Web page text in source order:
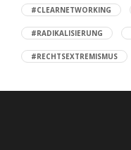
#CLEARNETWORKING
#RADIKALISIERUNG
#RECHTSEXTREMISMUS